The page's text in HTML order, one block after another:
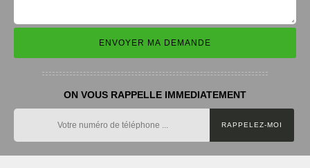
ON VOUS RAPPELLE IMMEDIATEMENT